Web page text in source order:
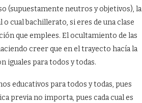
(supuestamente neutros y objetivos), la
cual bachillerato, si eres de una clase
que emplees. El ocultamiento de las
creer que en el trayecto hacía la
iguales para todos y todas.
educativos para todos y todas, pues
previa no importa, pues cada cual es